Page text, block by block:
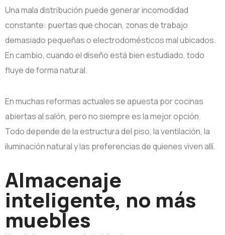
Una mala distribución puede generar incomodidad
constante: puertas que chocan, zonas de trabajo
demasiado pequeñas o electrodomésticos mal ubicados.
En cambio, cuando el diseño está bien estudiado, todo
fluye de forma natural.
En muchas reformas actuales se apuesta por cocinas
abiertas al salón, pero no siempre es la mejor opción.
Todo depende de la estructura del piso, la ventilación, la
iluminación natural y las preferencias de quienes viven allí.
Almacenaje
inteligente, no más
muebles